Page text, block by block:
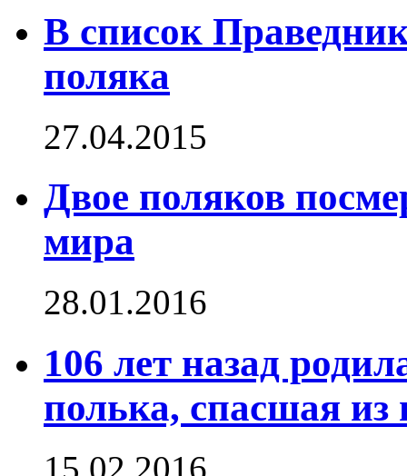
В список
поляка
27.04.2015
Двое поляков
мира
28.01.2016
106 лет назад
полька, спасшая из